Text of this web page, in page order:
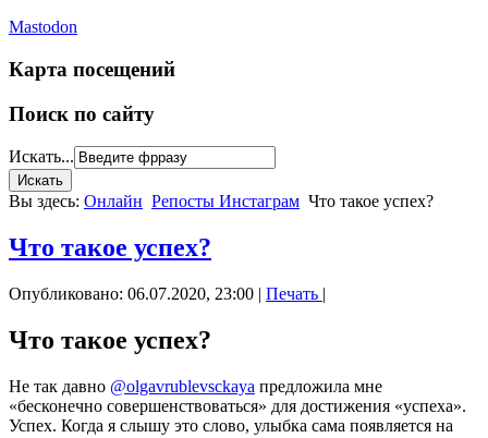
Mastodon
Карта посещений
Поиск по сайту
Искать...
Вы здесь: Онлайн Репосты Инстаграм Что такое успех?
Что такое успех?
Опубликовано: 06.07.2020, 23:00 | Печать |
Что такое успех?
Не так давно @olgavrublevsckaya предложила мне
«бесконечно совершенствоваться» для достижения «успеха».
Успех. Когда я слышу это слово, улыбка сама появляется на